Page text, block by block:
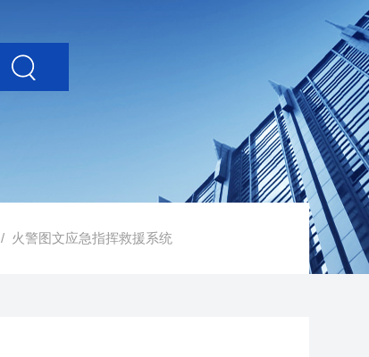
/ 火警图文应急指挥救援系统